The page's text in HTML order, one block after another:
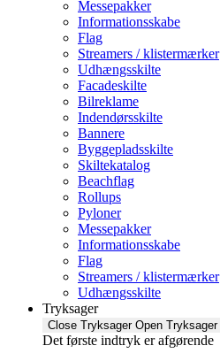
Messepakker
Informationsskabe
Flag
Streamers / klistermærker
Udhængsskilte
Facadeskilte
Bilreklame
Indendørsskilte
Bannere
Byggepladsskilte
Skiltekatalog
Beachflag
Rollups
Pyloner
Messepakker
Informationsskabe
Flag
Streamers / klistermærker
Udhængsskilte
Tryksager
Close Tryksager Open Tryksager
Det første indtryk er afgørende